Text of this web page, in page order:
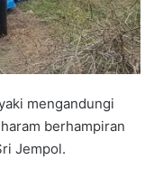
mengandungi
berhampiran
Jempol.